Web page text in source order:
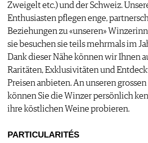
GUIDE DU VIGNOBLE
WINE TRADE CLUB
OFFRES D'EMPLOIS
PUBLICITÉ
PRESSE
MENTIONS LÉGALES
CGV & PROTECTION DES
DONNÉES
FAQ
Zweigelt etc.) und der Schweiz.
Enthusiasten pflegen enge,
Beziehungen zu «unseren»
sie besuchen sie teils mehrmals im
Dank dieser Nähe können wir Ihnen
Raritäten, Exklusivitäten und
Preisen anbieten. An unseren
können Sie die Winzer persönlich
ihre köstlichen Weine probieren.
PARTICULARITÉS